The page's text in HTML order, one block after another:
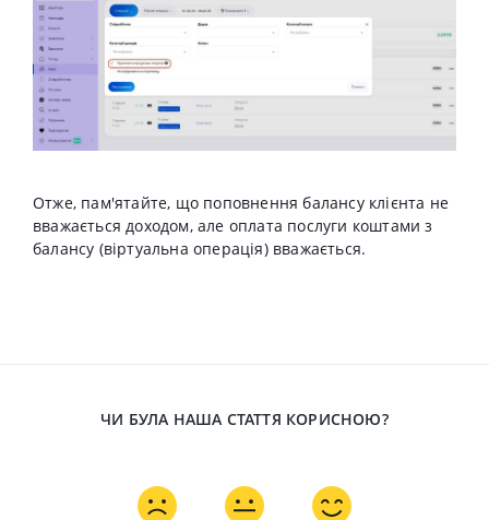
Отже, пам'ятайте, що поповнення балансу клієнта не
вважається доходом, але оплата послуги коштами з
балансу (віртуальна операція) вважається.
ЧИ БУЛА НАША СТАТТЯ КОРИСНОЮ?